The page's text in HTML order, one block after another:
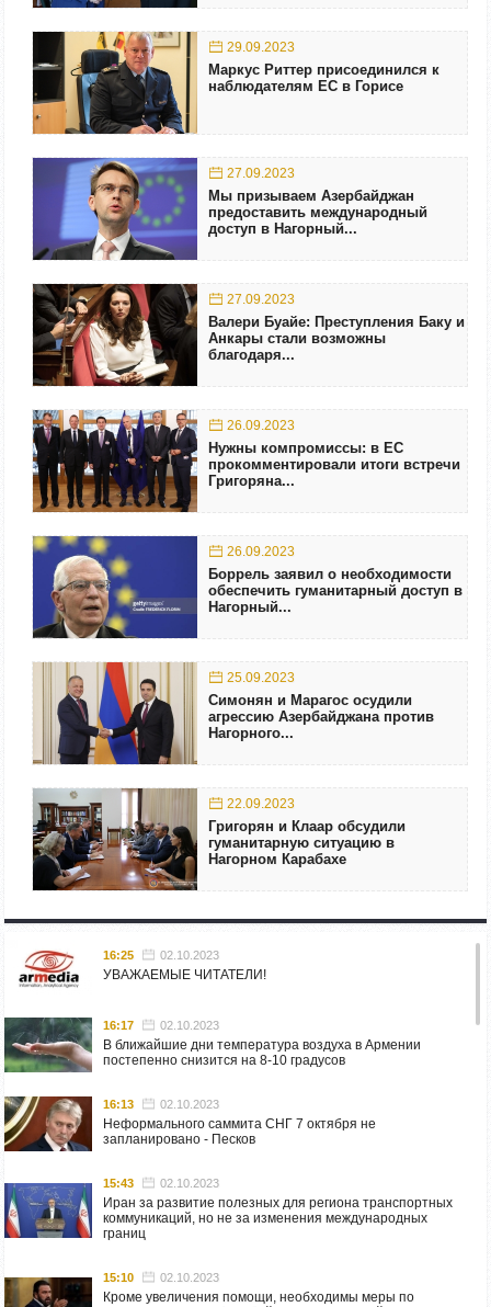
29.09.2023
Маркус Риттер присоединился к
наблюдателям ЕС в Горисе
27.09.2023
Мы призываем Азербайджан
предоставить международный
доступ в Нагорный...
27.09.2023
Валери Буайе: Преступления Баку и
Анкары стали возможны
благодаря...
26.09.2023
Нужны компромиссы: в ЕС
прокомментировали итоги встречи
Григоряна...
26.09.2023
Боррель заявил о необходимости
обеспечить гуманитарный доступ в
Нагорный...
25.09.2023
Симонян и Марагос осудили
агрессию Азербайджана против
Нагорного...
22.09.2023
Григорян и Клаар обсудили
гуманитарную ситуацию в
Нагорном Карабахе
16:25 02.10.2023
УВАЖАЕМЫЕ ЧИТАТЕЛИ!
16:17 02.10.2023
В ближайшие дни температура воздуха в Армении
постепенно снизится на 8-10 градусов
16:13 02.10.2023
Неформального саммита СНГ 7 октября не
запланировано - Песков
15:43 02.10.2023
Иран за развитие полезных для региона транспортных
коммуникаций, но не за изменения международных
границ
15:10 02.10.2023
Кроме увеличения помощи, необходимы меры по